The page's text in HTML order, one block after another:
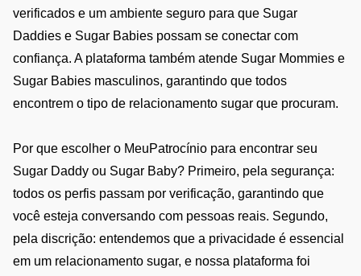
verificados e um ambiente seguro para que Sugar
Daddies e Sugar Babies possam se conectar com
confiança. A plataforma também atende Sugar Mommies e
Sugar Babies masculinos, garantindo que todos
encontrem o tipo de relacionamento sugar que procuram.
Por que escolher o MeuPatrocínio para encontrar seu
Sugar Daddy ou Sugar Baby? Primeiro, pela segurança:
todos os perfis passam por verificação, garantindo que
você esteja conversando com pessoas reais. Segundo,
pela discrição: entendemos que a privacidade é essencial
em um relacionamento sugar, e nossa plataforma foi